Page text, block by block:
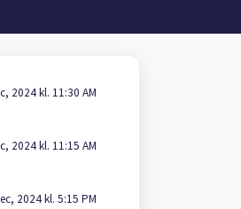
2024 kl. 11:30 AM
2024 kl. 11:15 AM
2024 kl. 5:15 PM